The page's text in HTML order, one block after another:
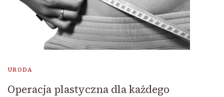
URODA
Operacja plastyczna dla każdego